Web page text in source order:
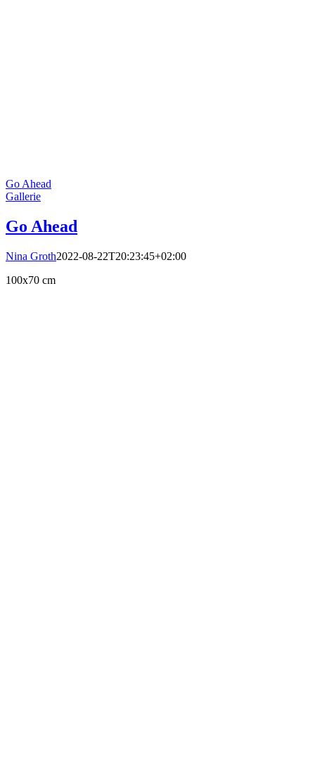
Go Ahead
Gallerie
Go Ahead
Nina Groth2022-08-22T20:23:45+02:00
100x70 cm